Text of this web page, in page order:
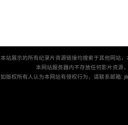
本站展示的所有纪录片资源链接均搜索于其他网站
本网站服务器内不存放任何影片资源
如版权所有人认为本网站有侵权行为，请联系邮箱: